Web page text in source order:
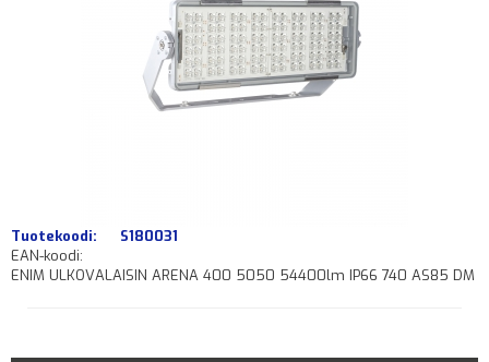
Tuotekoodi:
S180031
EAN-koodi:
ENIM ULKOVALAISIN ARENA 400 5050 54400lm IP66 740 AS85 DM